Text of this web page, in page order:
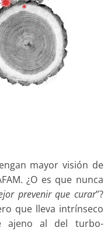
mayor visión de
¿O es que nunca
prevenir que curar”?
que lleva intrínseco
ajeno al del turbo-